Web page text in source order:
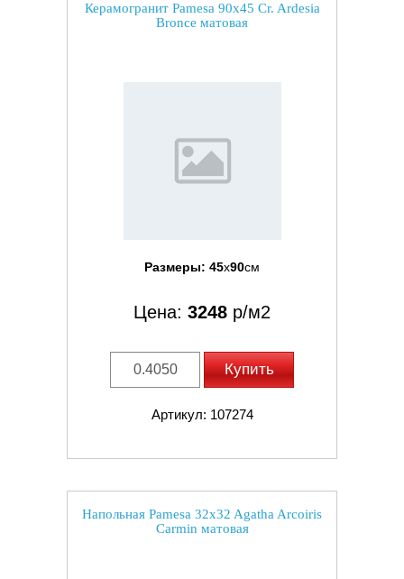
Керамогранит Pamesa 90x45 Cr. Ardesia
Bronce матовая
Размеры: 45x90см
Цена: 3248 р/м2
Купить
Артикул: 107274
Напольная Pamesa 32x32 Agatha Arcoiris
Carmin матовая